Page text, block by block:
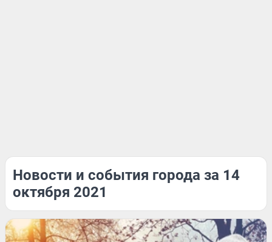
Новости и события города за 14
октября 2021